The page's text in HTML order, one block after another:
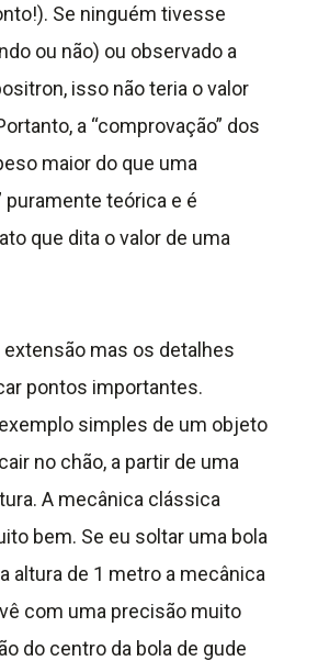
Se ninguém tivesse
ou não) ou observado a
isso não teria o valor
a “comprovação” dos
maior do que uma
puramente teórica e é
que dita o valor de uma
mas os detalhes
pontos importantes.
simples de um objeto
no chão, a partir de uma
A mecânica clássica
bem. Se eu soltar uma bola
altura de 1 metro a mecânica
com uma precisão muito
do centro da bola de gude